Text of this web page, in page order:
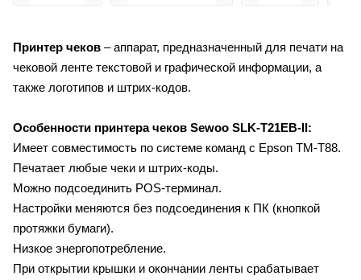
Принтер чеков – аппарат, предназначенный для печати на
чековой ленте текстовой и графической информации, а
также логотипов и штрих-кодов.
Особенности принтера чеков Sewoo SLK-T21EB-II:
Имеет совместимость по системе команд с Epson TM-T88.
Печатает любые чеки и штрих-коды.
Можно подсоединить POS-терминал.
Настройки меняются без подсоединения к ПК (кнопкой
протяжки бумаги).
Низкое энергопотребление.
При открытии крышки и окончании ленты срабатывает